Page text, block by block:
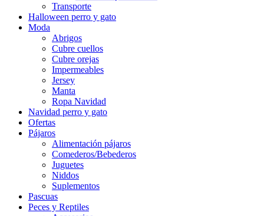
Transporte
Halloween perro y gato
Moda
Abrigos
Cubre cuellos
Cubre orejas
Impermeables
Jersey
Manta
Ropa Navidad
Navidad perro y gato
Ofertas
Pájaros
Alimentación pájaros
Comederos/Bebederos
Juguetes
Niddos
Suplementos
Pascuas
Peces y Reptiles